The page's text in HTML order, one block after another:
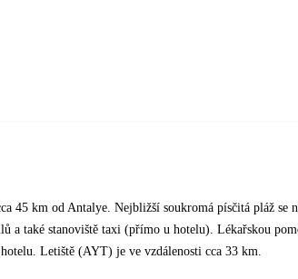
45 km od Antalye. Nejbližší soukromá písčitá pláž se
a také stanoviště taxi (přímo u hotelu). Lékařskou
Letiště (AYT) je ve vzdálenosti cca 33 km.